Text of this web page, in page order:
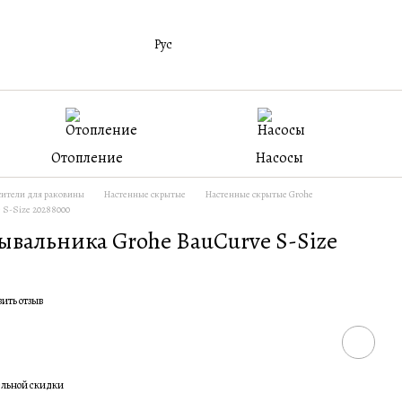
Рус
Отопление Насосы
для раковины Настенные скрытые
Настенные скрытые Grohe
Size 20288000
Grohe BauCurve S-Size
отзыв
скидки